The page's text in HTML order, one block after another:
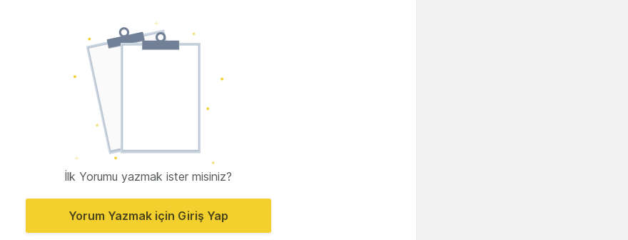
İlk Yorumu yazmak ister misiniz?
Yorum Yazmak için Giriş Yap